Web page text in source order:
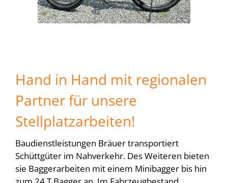
Hand in Hand mit regionalen
Partner für unsere
Stellplatzarbeiten!
Baudienstleistungen Bräuer transportiert
Schüttgüter im Nahverkehr. Des Weiteren bieten
sie Baggerarbeiten mit einem Minibagger bis hin